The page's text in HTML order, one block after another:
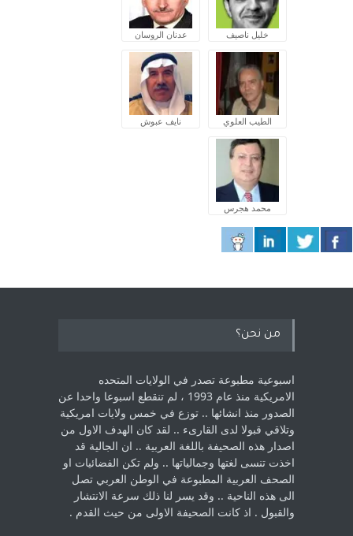
خليل ناصيف عدنان الروسان
الطيب العلوي نايف عبوش
محمد هجرس
من نحن؟
اسبوعية مطبوعة تصدر في الولايات المتحده
الامريكية منذ عام 1993 ، لم ‏تنقطع اسبوعا واحدا عن
الصدور منذ انشائها .. توزع في خمس ولايات امريكية
‏وتلاقي قبولا لدى القارىء ..‏ لقد كان الهدف الاول من
اصدار هذه الصحيفة باللغة العربية .. ان الجالية قد
اخذت ‏تنسى لغتها وجمالياتها .. ولم تكن الفضائيات او
الصحف العربية المطبوعة في الوطن ‏العربي تصل
الى هذه الناحية .. وقد يسر لنا ذلك سرعة الانتشار
والقبول . اذ كانت ‏الصحيفة الاولى من حيث القدم . ‏